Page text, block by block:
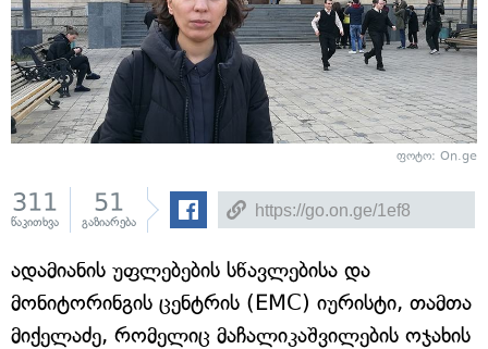
ფოტო: On.ge
311
წაკითხვა
51
გაზიარება
ადამიანის უფლებების სწავლებისა და
მონიტორინგის ცენტრის (EMC) იურისტი, თამთა
მიქელაძე, რომელიც მაჩალიკაშვილების ოჯახის